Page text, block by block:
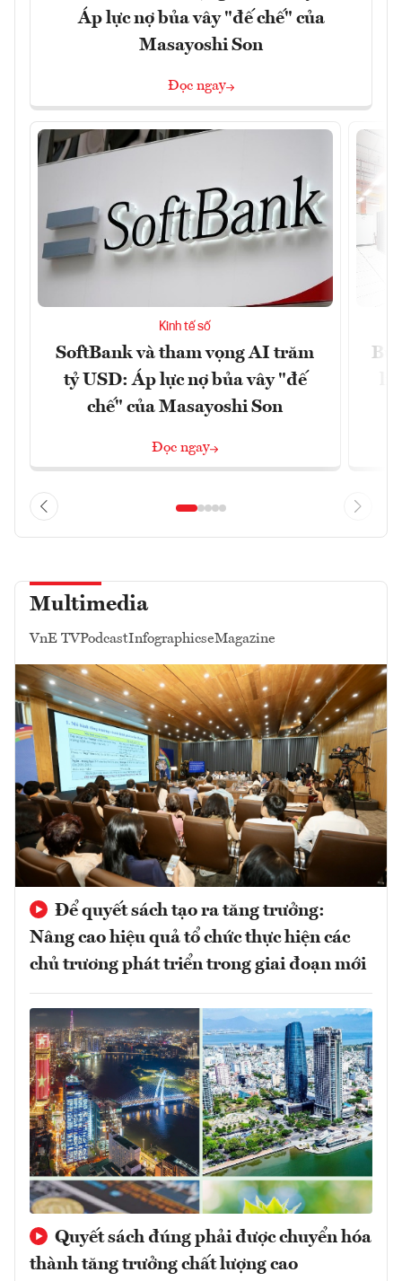
Áp lực nợ bủa vây "đế chế" của
Masayoshi Son
Đọc ngay
Kinh tế số
SoftBank và tham vọng AI trăm
tỷ USD: Áp lực nợ bủa vây "đế
chế" của Masayoshi Son
Đọc ngay
Multimedia
VnE TVPodcastInfographicseMagazine
Để quyết sách tạo ra tăng trưởng:
Nâng cao hiệu quả tổ chức thực hiện các
chủ trương phát triển trong giai đoạn mới
Quyết sách đúng phải được chuyển hóa
thành tăng trưởng chất lượng cao